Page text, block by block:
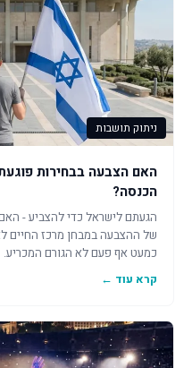
ניתוק תושבות
האם הצבעה בבחירות
הכנסה?
הגעתם לישראל כדי להצביע -
כמעט אף פעם לא הגורם המכריע.
קרא עוד ←